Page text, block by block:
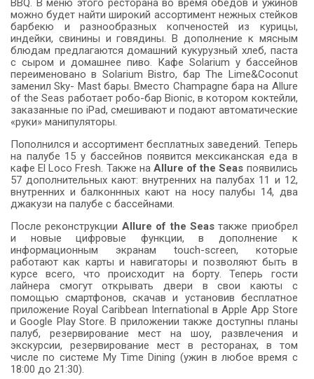
BBQ. В меню этого ресторана во время обедов и ужинов
можно будет найти широкий ассортимент нежных стейков
барбекю и разнообразных копченостей из курицы,
индейки, свинины и говядины. В дополнение к мясным
блюдам предлагаются домашний кукурузный хлеб, паста
с сыром и домашнее пиво. Кафе Solarium у бассейнов
переименовано в Solarium Bistro, бар The Lime&Coconut
заменил Sky- Mast бары. Вместо Champagne бара на Allure
of the Seas работает робо-бар Bionic, в котором коктейли,
заказанные по iPad, смешивают и подают автоматические
«руки» манипуляторы.
Пополнился и ассортимент бесплатных заведений. Теперь
на палубе 15 у бассейнов появится мексиканская еда в
кафе El Loco Fresh. Также на Allure of the Seas появились
57 дополнительных кают: внутренних на палубах 11 и 12,
внутренних и балконнных кают на носу палубы 14, два
джакузи на палубе с бассейнами.
После реконструкции Allure of the Seasтакже приобрел
и новые цифровые функции, в дополнение к
информационным экранам touch-screen, которые
работают как карты и навигаторы и позволяют быть в
курсе всего, что происходит на борту. Теперь гости
лайнера смогут открывать двери в свои каюты с
помощью смартфонов, скачав и установив бесплатное
приложение Royal Caribbean International в Apple App Store
и Google Play Store. В приложении также доступны планы
палуб, резервирование мест на шоу, развлечения и
экскурсии, резервирование мест в ресторанах, в том
числе по системе My Time Dining (ужин в любое время с
18:00 до 21:30).